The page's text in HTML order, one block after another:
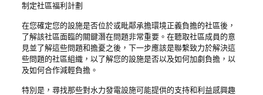
制定社區福利計劃
在您確定您的設施是否位於或毗鄰承擔環境正義負擔的社區後，
了解該社區面臨的關鍵潛在問題非常重要。在聽取社區成員的意
見並了解這些問題和擔憂之後，下一步應該是聯繫致力於解決這
些問題的社區組織，以了解您的設施是否以及如何加劇負擔，以
及如何合作減輕負擔。
特別是，尋找那些對水力發電設施可能提供的支持和利益感興趣